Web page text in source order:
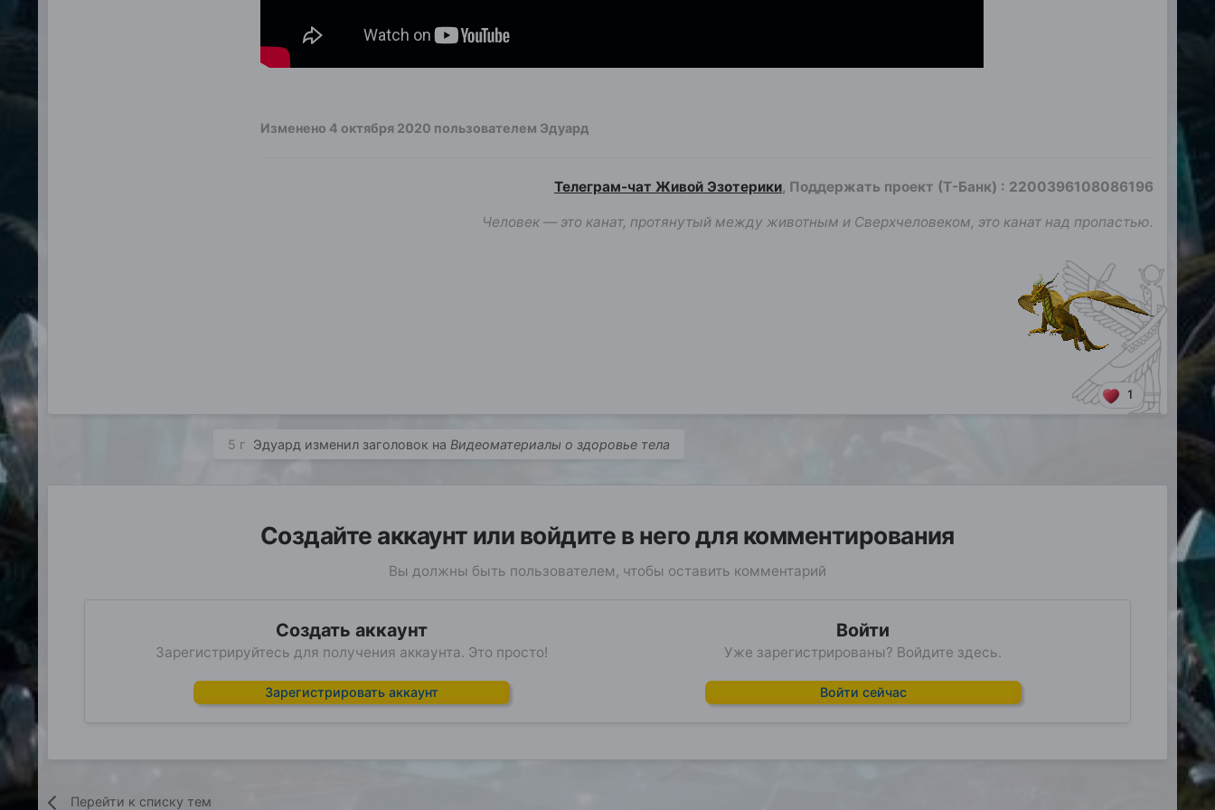
Изменено 4 октября 2020 пользователем Эдуард
1
Телеграм-чат Живой Эзотерики, Поддержать проект (Т-Банк) : 2200396108086196
Человек — это канат, протянутый между животным и Сверхчеловеком, это канат над пропастью.
5 г Эдуард изменил заголовок на Видеоматериалы о здоровье тела
Создайте аккаунт или войдите в него для комментирования
Вы должны быть пользователем, чтобы оставить комментарий
Создать аккаунт
Зарегистрируйтесь для получения аккаунта. Это просто!
Зарегистрировать аккаунт
Войти
Уже зарегистрированы? Войдите здесь.
Войти сейчас
Перейти к списку тем